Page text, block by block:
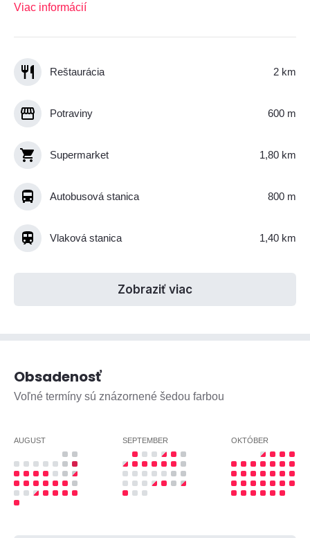
Viac informácií
Reštaurácia 2 km
Potraviny 600 m
Supermarket 1,80 km
Autobusová stanica 800 m
Vlaková stanica 1,40 km
Zobraziť viac
Obsadenosť
Voľné termíny sú znázornené šedou farbou
AUGUST SEPTEMBER OKTÓBER